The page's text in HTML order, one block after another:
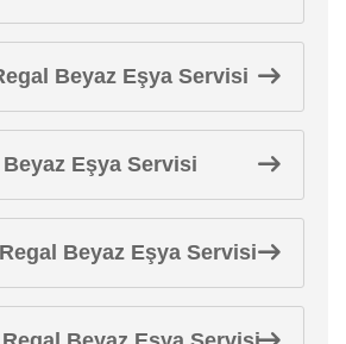
Beyaz Eşya Servisi
Beyaz Eşya Servisi
Beyaz Eşya Servisi